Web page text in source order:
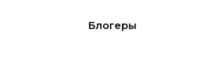
Блогеры